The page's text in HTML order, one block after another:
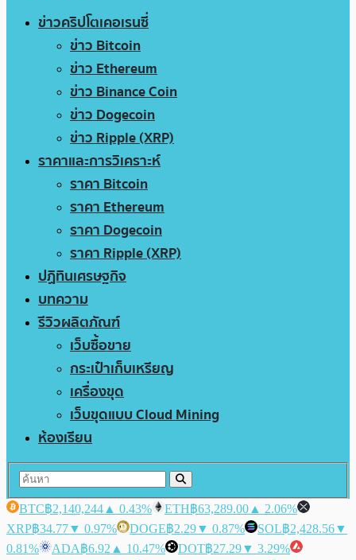
ข่าวคริปโตเคอเรนซี่
ข่าว Bitcoin
ข่าว Ethereum
ข่าว Binance Coin
ข่าว Dogecoin
ข่าว Ripple (XRP)
ราคาและการวิเคราะห์
ราคา Bitcoin
ราคา Ethereum
ราคา Dogecoin
ราคา Ripple (XRP)
ปฏิทินเศรษฐกิจ
บทความ
รีวิวผลิตภัณฑ์
เว็บซื้อขาย
กระเป๋าเก็บเหรียญ
เครื่องขุด
เว็บขุดแบบ Cloud Mining
ห้องเรียน
BTC฿2,140,244 ▲ 0.43% ETH฿63,289.00 ▲ 2.06%
XRP฿34.77▼ 0.97% DOGE฿2.29▼ 0.87% SOL฿2,428.56▼
0.81%
ADA฿6.92 ▲ 10.47% DOT฿27.29▼ 3.29%